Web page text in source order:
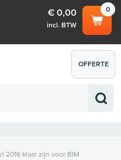
0
€ 0,00
incl. BTW
€ 0,00
OFFERTE
AANVRAGEN
2016 klaar zijn voor BIM